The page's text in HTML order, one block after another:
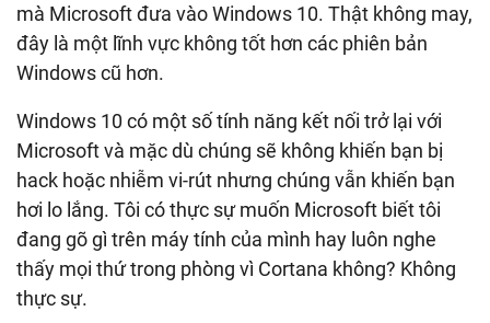
mà Microsoft đưa vào Windows 10. Thật không may,
đây là một lĩnh vực không tốt hơn các phiên bản
Windows cũ hơn.
Windows 10 có một số tính năng kết nối trở lại với
Microsoft và mặc dù chúng sẽ không khiến bạn bị
hack hoặc nhiễm vi-rút nhưng chúng vẫn khiến bạn
hơi lo lắng. Tôi có thực sự muốn Microsoft biết tôi
đang gõ gì trên máy tính của mình hay luôn nghe
thấy mọi thứ trong phòng vì Cortana không? Không
thực sự.